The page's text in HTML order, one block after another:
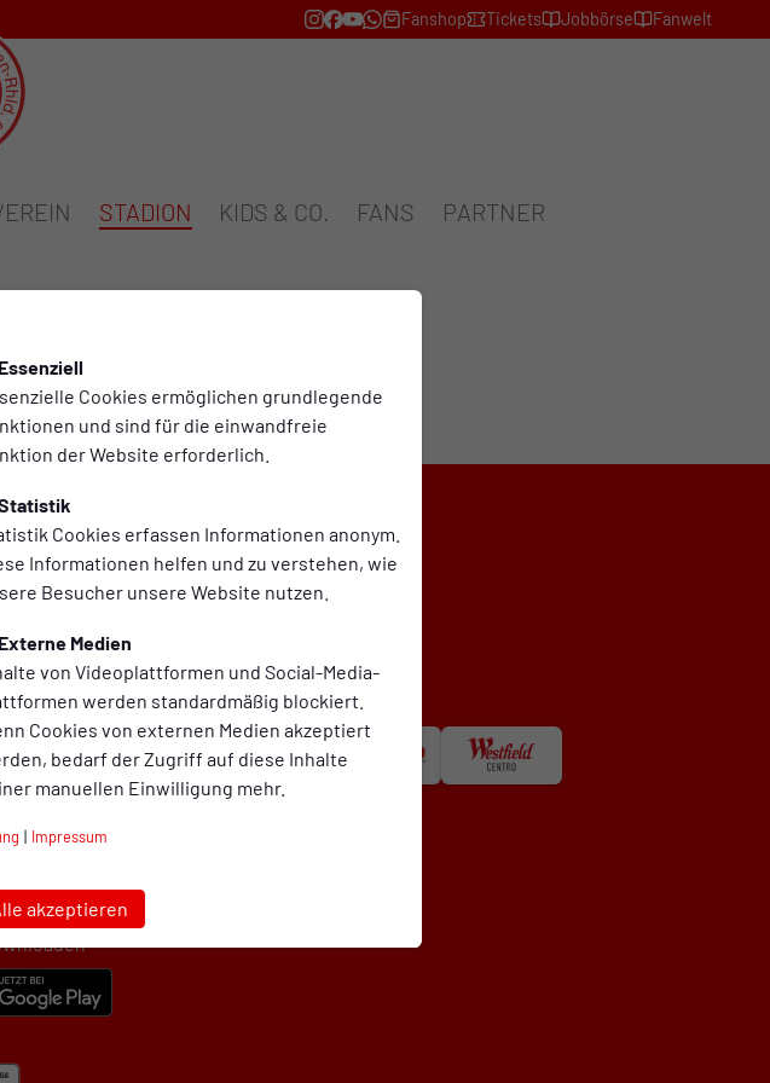
Essenziell
Cookies ermöglichen grundlegende
und sind für die einwandfreie
der Website erforderlich.
Cookies erfassen Informationen anonym.
Informationen helfen und zu verstehen, wie
Besucher unsere Website nutzen.
Externe Medien
von Videoplattformen und Social-Media-
werden standardmäßig blockiert.
Cookies von externen Medien akzeptiert
bedarf der Zugriff auf diese Inhalte
manuellen Einwilligung mehr.
| Impressum
akzeptieren
Fanshop Tickets Jobbörse Fanwelt
STADION KIDS & CO. FANS PARTNER
Media folgen